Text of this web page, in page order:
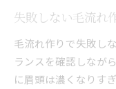
失敗しない毛流れ
毛流れ作りで失敗し
ランスを確認しなが
に眉頭は濃くなりす